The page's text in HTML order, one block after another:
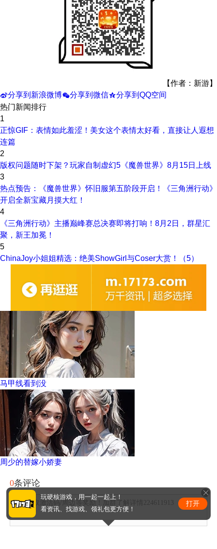
【作者：新游】
t分享到新浪微博w分享到微信z分享到QQ空间
热门新闻排行
1
正惊GIF：表情如此羞涩！美女这个表情太好看，直接让人遐想
连篇
2
版权问题随时下架？玩家自制虚幻5《魔兽世界》8月15日上线
3
热点预告：《魔兽世界》怀旧服第五阶段开启！《三角洲行动》
开启全新宝藏月摸大红！
4
《三角洲行动》主播巅峰赛总决赛即将打响！8月2日，群星汇
聚，新王加冕！
5
ChinaJoy小姐姐精选：绝美ShowGirl与Coser大赏！（5）
马甲线看到没
周少的替嫁小娇妻
0条评论
评论赢取激活码/周边等奖励！加群了解详情224611913
玩硬核游戏，用一起一起上！
看资讯、找游戏、领礼包更方便！
打开